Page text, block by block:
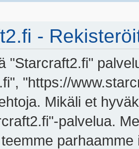
-
"Starcraft2.fi"
"https://
Mikäli et
palvelua.